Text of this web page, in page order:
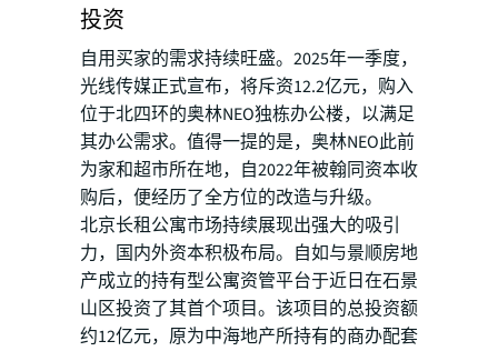
投资
自用买家的需求持续旺盛。2025年一季度，
光线传媒正式宣布，将斥资12.2亿元，购入
位于北四环的奥林NEO独栋办公楼，以满足
其办公需求。值得一提的是，奥林NEO此前
为家和超市所在地，自2022年被翰同资本收
购后，便经历了全方位的改造与升级。
北京长租公寓市场持续展现出强大的吸引
力，国内外资本积极布局。自如与景顺房地
产成立的持有型公寓资管平台于近日在石景
山区投资了其首个项目。该项目的总投资额
约12亿元，原为中海地产所持有的商办配套